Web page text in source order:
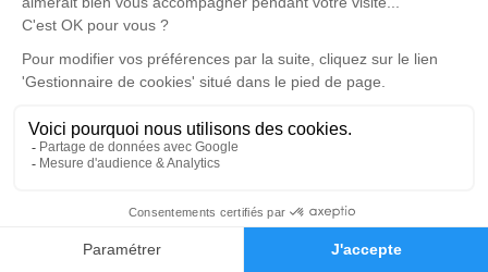
Faire-part Hommages
Un service de plantation d’arbre hommage est
disponible ici.
Je rends hommage
Cérémonie
CENTRE FUNERAIRE BOUDRIER 31 Rue Lavoisier
38300 Bourgoin Jallieu